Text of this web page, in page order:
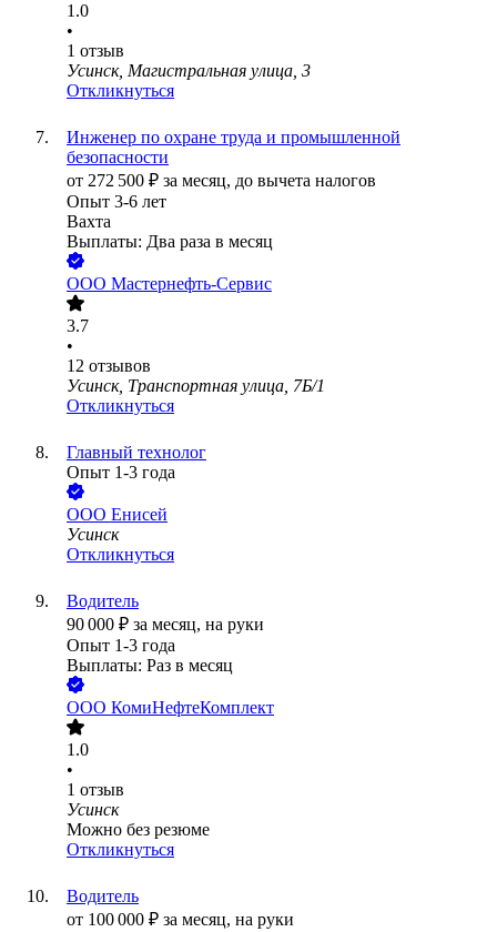
1.0
•
1 отзыв
Усинск, Магистральная улица, 3
Откликнуться
Инженер по охране труда и промышленной
безопасности
от 272 500 ₽ за месяц, до вычета налогов
Опыт 3-6 лет
Вахта
Выплаты: Два раза в месяц
ООО Мастернефть-Сервис
3.7
•
12 отзывов
Усинск, Транспортная улица, 7Б/1
Откликнуться
Главный технолог
Опыт 1-3 года
ООО Енисей
Усинск
Откликнуться
Водитель
90 000 ₽ за месяц, на руки
Опыт 1-3 года
Выплаты: Раз в месяц
ООО КомиНефтеКомплект
1.0
•
1 отзыв
Усинск
Можно без резюме
Откликнуться
Водитель
от 100 000 ₽ за месяц, на руки